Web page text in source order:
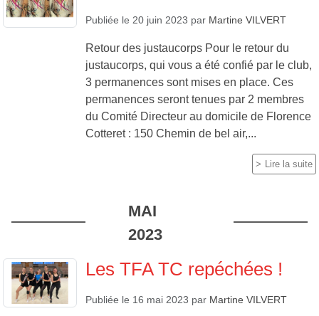
Publiée le 20 juin 2023 par Martine VILVERT
Retour des justaucorps Pour le retour du
justaucorps, qui vous a été confié par le club,
3 permanences sont mises en place. Ces
permanences seront tenues par 2 membres
du Comité Directeur au domicile de Florence
Cotteret : 150 Chemin de bel air,...
Lire la suite
MAI
2023
Les TFA TC repéchées !
Publiée le 16 mai 2023 par Martine VILVERT